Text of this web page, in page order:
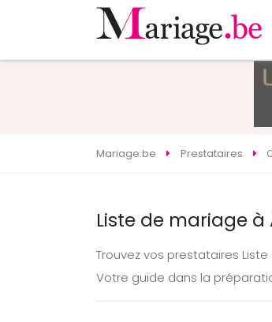
Mariage.be Prestataires
Liste de mariage
Trouvez vos prestataires
Votre guide dans la